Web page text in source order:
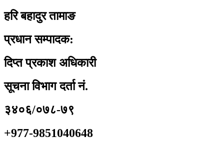
हरि बहादुर तामाङ
प्रधान सम्पादक:
दिप्त प्रकाश अधिकारी
सूचना विभाग दर्ता नं.
३४०६/०७८-७९
+977-9851040648